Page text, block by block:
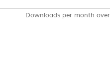
Downloads per month